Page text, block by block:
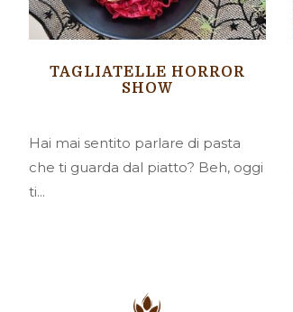
TAGLIATELLE HORROR
SHOW
Hai mai sentito parlare di pasta
che ti guarda dal piatto? Beh, oggi
ti...